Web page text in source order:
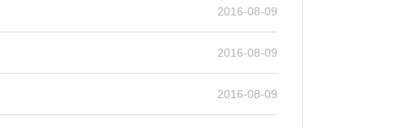
2016-08-09
2016-08-09
2016-08-09